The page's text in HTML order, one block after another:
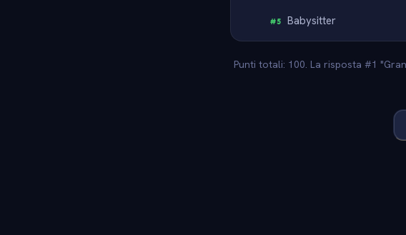
#5 Babysitter
Punti totali: 100. La risposta #1